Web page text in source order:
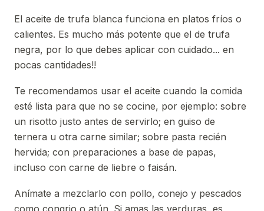
El aceite de trufa blanca funciona en platos fríos o
calientes. Es mucho más potente que el de trufa
negra, por lo que debes aplicar con cuidado... en
pocas cantidades!!
Te recomendamos usar el aceite cuando la comida
esté lista para que no se cocine, por ejemplo: sobre
un risotto justo antes de servirlo; en guiso de
ternera u otra carne similar; sobre pasta recién
hervida; con preparaciones a base de papas,
incluso con carne de liebre o faisán.
Anímate a mezclarlo con pollo, conejo y pescados
como congrio o atún. Si amas las verduras, es